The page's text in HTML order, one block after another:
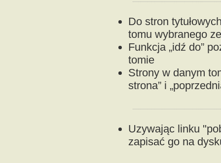
Do stron
tomu wybranego
Funkcja „idź do”
tomie
Strony w danym
strona” i
Uzywając linku
zapisać go na